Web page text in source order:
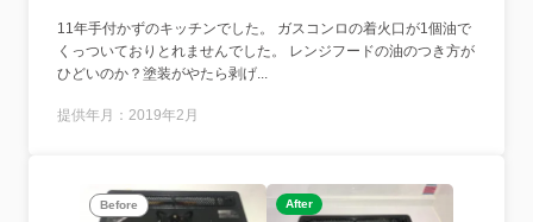
11年手付かずのキッチンでした。 ガスコンロの着火口が1個油で
くっついておりとれませんでした。 レンジフードの油のつき方が
ひどいのか？塗装がやたら剥げ...
提供年月：2019年2月
Before After